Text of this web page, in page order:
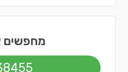
אינסטלטורים בדרום
אינסטלטורים בירושלים
מחפשים